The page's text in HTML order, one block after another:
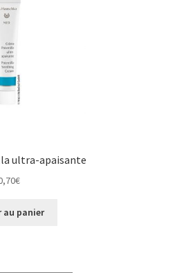
ultra-apaisante
€
au panier